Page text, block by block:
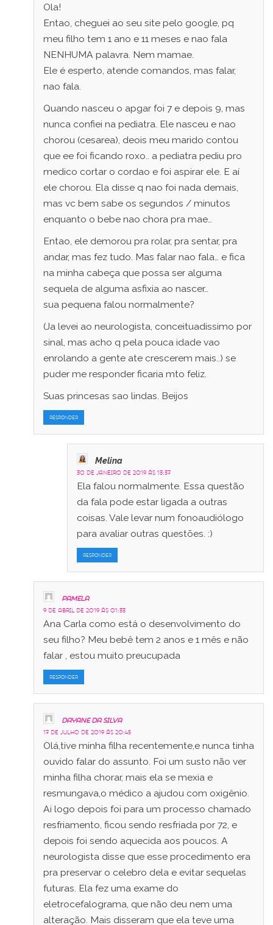
Ola!
Entao, cheguei ao seu site pelo google, pq
meu filho tem 1 ano e 11 meses e nao fala
NENHUMA palavra. Nem mamae.
Ele é esperto, atende comandos, mas falar,
nao fala.
Quando nasceu o apgar foi 7 e depois 9, mas
nunca confiei na pediatra. Ele nasceu e nao
chorou (cesarea), deois meu marido contou
que ee foi ficando roxo.. a pediatra pediu pro
medico cortar o cordao e foi aspirar ele. E aí
ele chorou. Ela disse q nao foi nada demais,
mas vc bem sabe os segundos / minutos
enquanto o bebe nao chora pra mae…
Entao, ele demorou pra rolar, pra sentar, pra
andar, mas fez tudo. Mas falar nao fala… e fica
na minha cabeça que possa ser alguma
sequela de alguma asfixia ao nascer…
sua pequena falou normalmente?
(Ja levei ao neurologista, conceituadissimo por
sinal, mas acho q pela pouca idade vao
enrolando a gente ate crescerem mais..) se
puder me responder ficaria mto feliz.
Suas princesas sao lindas. Beijos
RESPONDER
Melina
30 de janeiro de 2019 às 13:37
Ela falou normalmente. Essa questão
da fala pode estar ligada a outras
coisas. Vale levar num fonoaudiólogo
para avaliar outras questões. :)
RESPONDER
Pamela
9 de abril de 2019 às 01:33
Ana Carla como está o desenvolvimento do
seu filho? Meu bebê tem 2 anos e 1 mês e não
falar , estou muito preucupada
RESPONDER
Dayane da Silva
17 de julho de 2019 às 20:45
Olá,tive minha filha recentemente,e nunca tinha
ouvido falar do assunto. Foi um susto não ver
minha filha chorar, mais ela se mexia e
resmungava,o médico a ajudou com oxigênio.
Ai logo depois foi para um processo chamado
resfriamento, ficou sendo resfriada por 72, e
depois foi sendo aquecida aos poucos. A
neurologista disse que esse procedimento era
pra preservar o celebro dela e evitar sequelas
futuras. Ela fez uma exame do
eletrocefalograma, que não deu nem uma
alteração. Mais disseram que ela teve uma